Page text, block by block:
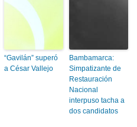
“Gavilán” superó
a César Vallejo
Bambamarca:
Simpatizante de
Restauración
Nacional
interpuso tacha a
dos candidatos